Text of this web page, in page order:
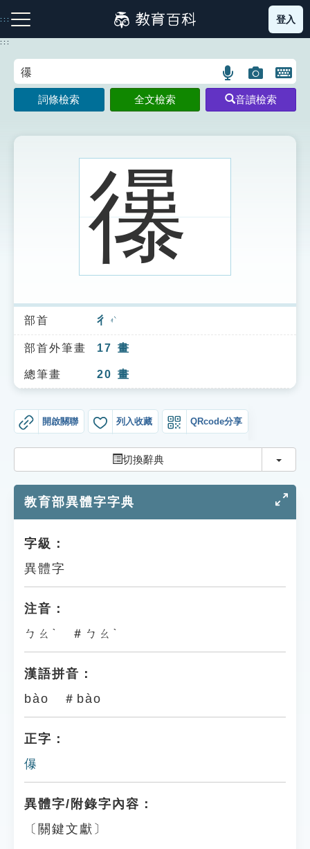
到
主
:::
注音索引圖示 筆畫索引圖示 部首索引表圖示
索引選單
知識索引
單字索引
貓頭鷹博士
登入
:::
語
言
搜
示
圖
片
搜
開
鍵
圖
詞條檢索 全文檢索 音讀檢索
忁
部首 彳 ㄔˋ
部首外筆畫 17 畫
總筆畫 20 畫
開啟關聯 列入收藏 QRcode分享
切換辭典 切換
教育部異體字字典
字級：
異體字
注音：
ㄅㄠˋ ＃ㄅㄠˋ
漢語拼音：
bào ＃bào
正字：
儤
異體字/附錄字內容：
〔關鍵文獻〕